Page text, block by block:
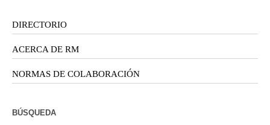
DIRECTORIO
ACERCA DE RM
NORMAS DE COLABORACIÓN
BÚSQUEDA